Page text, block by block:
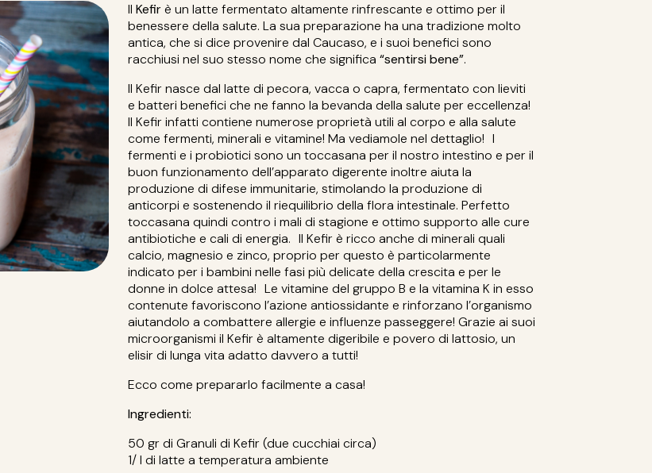
Il Kefirè un latte fermentato altamente rinfrescante e ottimo per il
benessere della salute. La sua preparazione ha una tradizione molto
antica, che si dice provenire dal Caucaso, e i suoi benefici sono
racchiusi nel suo stesso nome che significa “sentirsi bene”.
Il Kefir nasce dal latte di pecora, vacca o capra, fermentato con lieviti
e batteri benefici che ne fanno la bevanda della salute per eccellenza!
Il Kefir infatti contiene numerose proprietà utili al corpo e alla salute
come fermenti, minerali e vitamine! Ma vediamole nel dettaglio! I
fermenti e i probiotici sono un toccasana per il nostro intestino e per il
buon funzionamento dell’apparato digerente inoltre aiuta la
produzione di difese immunitarie, stimolando la produzione di
anticorpi e sostenendo il riequilibrio della flora intestinale. Perfetto
toccasana quindi contro i mali di stagione e ottimo supporto alle cure
antibiotiche e cali di energia. Il Kefir è ricco anche di minerali quali
calcio, magnesio e zinco, proprio per questo è particolarmente
indicato per i bambini nelle fasi più delicate della crescita e per le
donne in dolce attesa! Le vitamine del gruppo B e la vitamina K in esso
contenute favoriscono l’azione antiossidante e rinforzano l’organismo
aiutandolo a combattere allergie e influenze passeggere! Grazie ai suoi
microorganismi il Kefir è altamente digeribile e povero di lattosio, un
elisir di lunga vita adatto davvero a tutti!
Ecco come prepararlo facilmente a casa!
Ingredienti:
50 gr di Granuli di Kefir (due cucchiai circa)
1/ l di latte a temperatura ambiente